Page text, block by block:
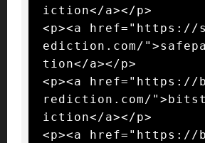
iction</a></p>
<p><a href="https://
ediction.com/
tion</a></p>
<p><a href="https://
rediction.com/
iction</a></p>
<p><a